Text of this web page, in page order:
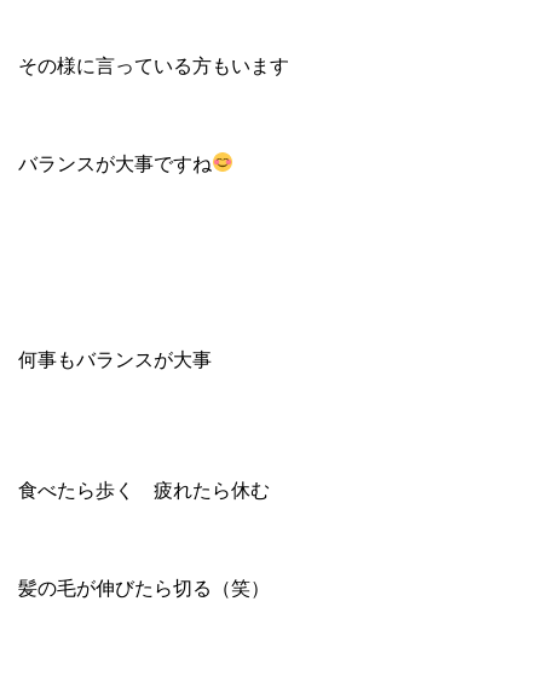
その様に言っている方もいます
バランスが大事ですね
何事もバランスが大事
食べたら歩く 疲れたら休む
髪の毛が伸びたら切る（笑）